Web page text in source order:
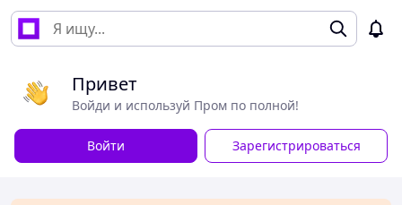
Привет
Войди и используй Пром по полной!
Войти Зарегистрироваться